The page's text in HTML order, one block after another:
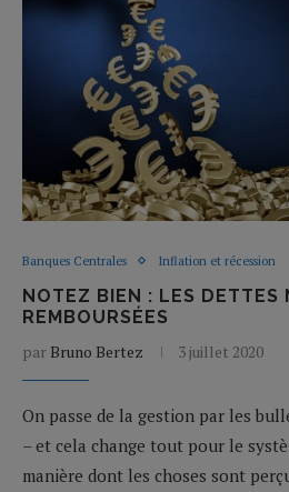
Banques Centrales Inflation et récession
NOTEZ BIEN : LES DETTES
REMBOURSÉES
par Bruno Bertez 3 juillet 2020
On passe de la gestion par les
– et cela change tout pour le
manière dont les choses sont